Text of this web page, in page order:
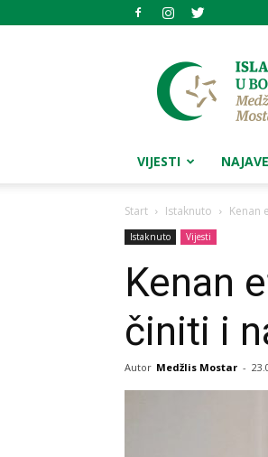
Medžlis
islamske
zajednice
Mostar
VIJESTI NAJAVE
Start Istaknuto Kenan
Istaknuto Vijesti
Kenan
činiti i
Autor Medžlis Mostar -